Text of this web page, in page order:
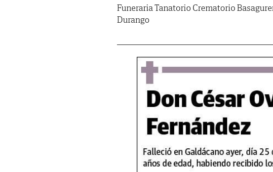
Funeraria Tanatorio Crematorio
Durango